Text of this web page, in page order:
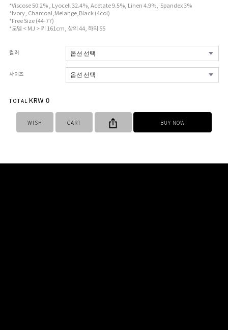
*Viscose 50.2% , Lyocell 32.4%, Acetate 9.5%, Linen 4.9%, Spandex 3%
*Ivory, Charcoal,Melange,Black (4col)
*Free Size (44-77)
*모델 < MJ > 키 161cm, 상의 44, 하의 55
컬러
사이즈
TOTAL KRW 0
WISH CART BUY NOW